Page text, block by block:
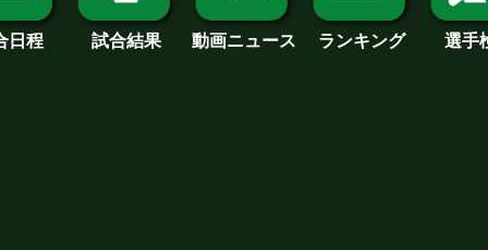
日程 試合結果 動画ニュース ランキング 選手